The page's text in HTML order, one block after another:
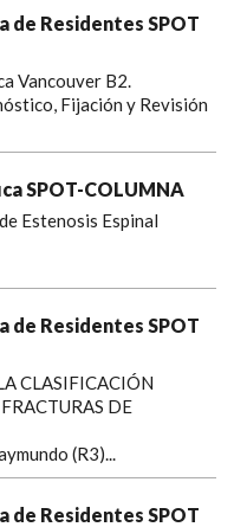
de Residentes SPOT
Vancouver B2.
Fijación y Revisión
SPOT-COLUMNA
Estenosis Espinal
de Residentes SPOT
CLASIFICACIÓN
DE
(R3)...
de Residentes SPOT